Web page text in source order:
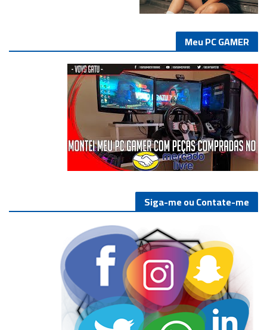
Meu PC GAMER
Siga-me ou Contate-me